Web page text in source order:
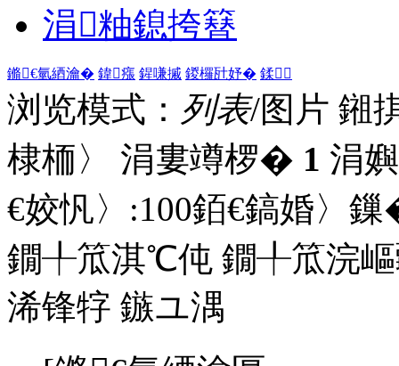
涓粙鎴挎簮
鏅€氫綇瀹� 鍏瘬 鍟嗛摵 鍐欏瓧妤� 鍒
浏览模式： 列表/图片 鎺
棣栭〉 涓婁竴椤� 1 涓
€姣忛〉:100銆€鎬婚〉
鐗╀笟淇℃伅 鐗╀笟浣
浠锋牸 鏃ユ湡